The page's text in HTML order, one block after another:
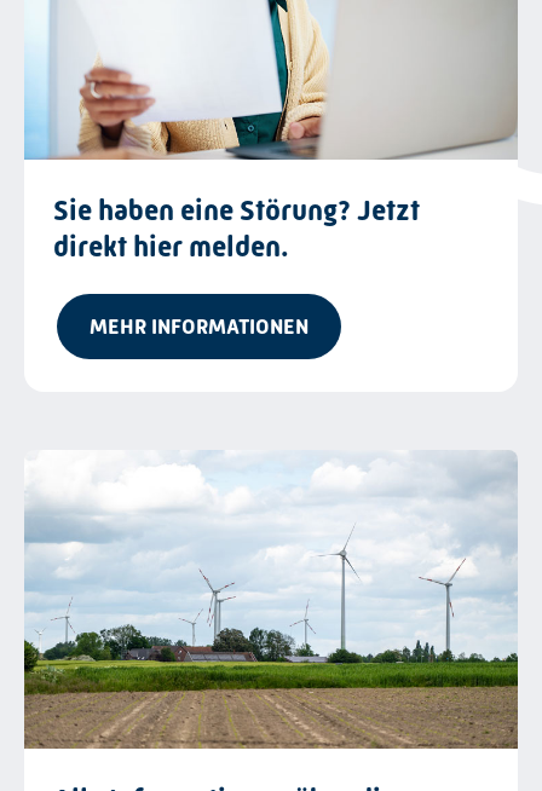
Sie haben eine Störung? Jetzt
direkt hier melden.
MEHR INFORMATIONEN